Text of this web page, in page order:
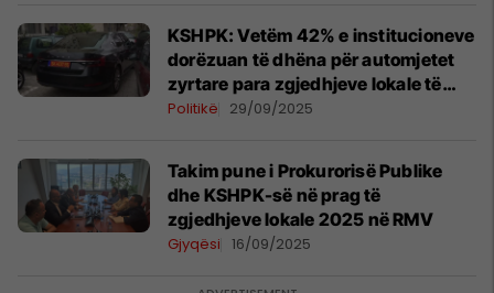
KSHPK: Vetëm 42% e institucioneve
dorëzuan të dhëna për automjetet
zyrtare para zgjedhjeve lokale të
vitit 2025
Politikë 29/09/2025
Takim pune i Prokurorisë Publike
dhe KSHPK-së në prag të
zgjedhjeve lokale 2025 në RMV
Gjyqësi 16/09/2025